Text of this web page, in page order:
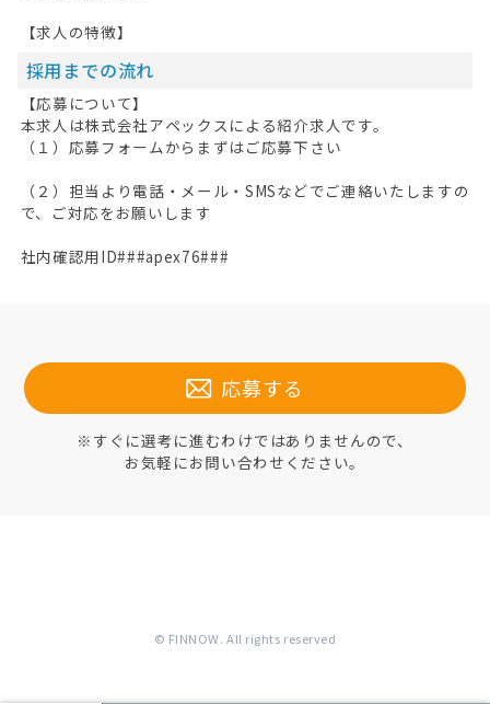
【求人の特徴】
採用までの流れ
【応募について】
本求人は株式会社アペックスによる紹介求人です。
（１）応募フォームからまずはご応募下さい
（２）担当より電話・メール・SMSなどでご連絡いたしますの
で、ご対応をお願いします
社内確認用ID###apex76###
応募する
※すぐに選考に進むわけではありませんので、
お気軽にお問い合わせください。
© FINNOW. All rights reserved